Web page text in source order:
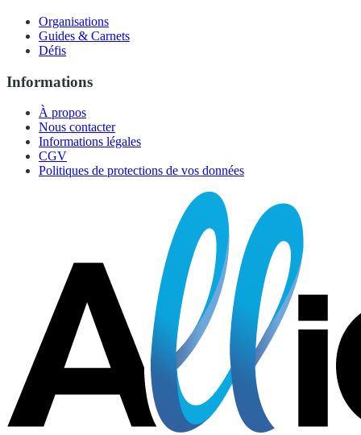
Organisations
Guides & Carnets
Défis
Informations
À propos
Nous contacter
Informations légales
CGV
Politiques de protections de vos données